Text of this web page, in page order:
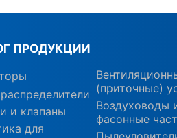
ПРОДУКЦИИ
и клапаны
для
(приточные)
Воздуховоды
фасонные